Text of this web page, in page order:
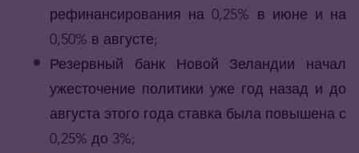
рефинансирования на 0,25% в июне и на
0,50% в августе;
Резервный банк Новой Зеландии начал
ужесточение политики уже год назад и до
августа этого года ставка была повышена с
0,25% до 3%;